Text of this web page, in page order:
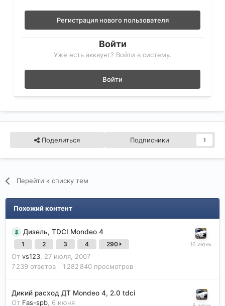
Регистрация нового пользователя
Войти
Уже есть аккаунт? Войти в систему.
Войти
Поделиться Подписчики 1
Перейти к списку тем
Похожий контент
Дизель, TDCI Mondeo 4
1 2 3 4 290
От vs123, 27 июля, 2007
7 239 ответов 1 282 840 просмотров
Дикий расход ДТ Mondeo 4, 2.0 tdci
От Fas-spb, 6 июня